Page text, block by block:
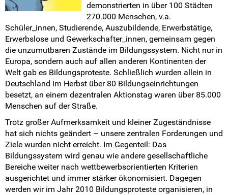
Termine
Shop
Kontakt
Intern
demonstrierten in über 100 Städten
270.000 Menschen, v.a.
Schüler_innen, Studierende, Auszubildende, Erwerbstätige,
Erwerbslose und Gewerkschafter_innen, gemeinsam gegen
die unzumutbaren Zustände im Bildungssystem. Nicht nur in
Europa, sondern auch auf allen anderen Kontinenten der
Welt gab es Bildungsproteste. Schließlich wurden allein in
Deutschland im Herbst über 80 Bildungseinrichtungen
besetzt, an einem dezentralen Aktionstag waren über 85.000
Menschen auf der Straße.
Trotz großer Aufmerksamkeit und kleiner Zugeständnisse
hat sich nichts geändert – unsere zentralen Forderungen und
Ziele wurden nicht erreicht. Im Gegenteil: Das
Bildungssystem wird genau wie andere gesellschaftliche
Bereiche weiter nach wettbewerbsorientierten Kriterien
ausgerichtet und immer stärker ökonomisiert. Dagegen
werden wir im Jahr 2010 Bildungsproteste organisieren, in